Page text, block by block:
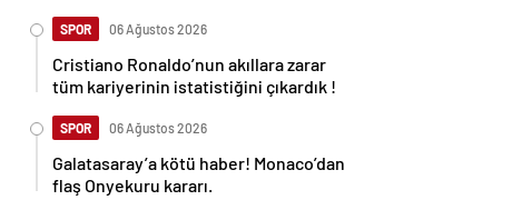
SPOR 06 Ağustos 2026
Cristiano Ronaldo’nun akıllara zarar
tüm kariyerinin istatistiğini çıkardık !
SPOR 06 Ağustos 2026
Galatasaray’a kötü haber! Monaco’dan
flaş Onyekuru kararı.